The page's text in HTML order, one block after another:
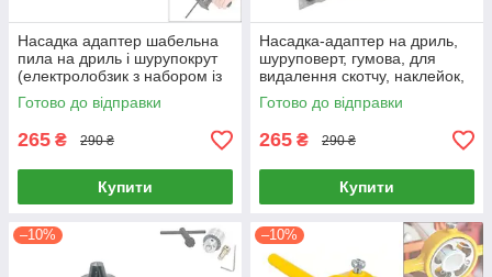
Насадка адаптер шабельна
пила на дриль і шурупокрут
(електролобзик з набором із
3 пилок HCS)
Готово до відправки
265 ₴ 290 ₴
Купити
Насадка-адаптер на дриль,
шуруповерт, гумова, для
видалення скотчу, наклейок,
клею
Готово до відправки
265 ₴ 290 ₴
Купити
–10% –10%